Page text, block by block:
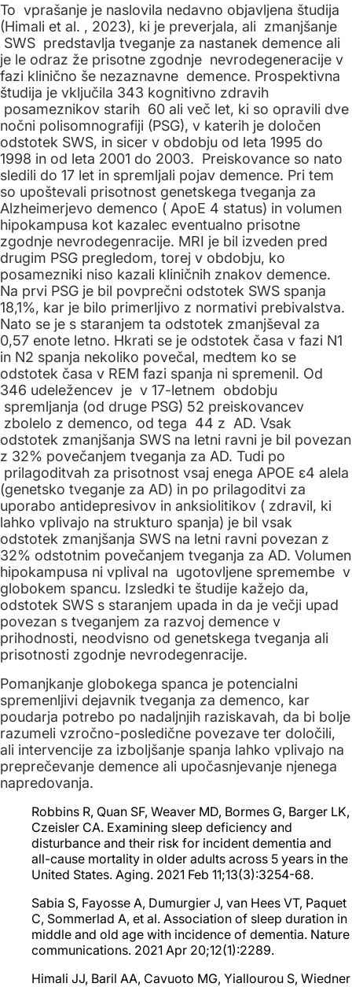
To vprašanje je naslovila nedavno objavljena študija
(Himali et al. , 2023), ki je preverjala, ali zmanjšanje
SWS predstavlja tveganje za nastanek demence ali
je le odraz že prisotne zgodnje nevrodegeneracije v
fazi klinično še nezaznavne demence. Prospektivna
študija je vključila 343 kognitivno zdravih
posameznikov starih 60 ali več let, ki so opravili dve
nočni polisomnografiji (PSG), v katerih je določen
odstotek SWS, in sicer v obdobju od leta 1995 do
1998 in od leta 2001 do 2003. Preiskovance so nato
sledili do 17 let in spremljali pojav demence. Pri tem
so upoštevali prisotnost genetskega tveganja za
Alzheimerjevo demenco ( ApoE 4 status) in volumen
hipokampusa kot kazalec eventualno prisotne
zgodnje nevrodegenracije. MRI je bil izveden pred
drugim PSG pregledom, torej v obdobju, ko
posamezniki niso kazali kliničnih znakov demence.
Na prvi PSG je bil povprečni odstotek SWS spanja
18,1%, kar je bilo primerljivo z normativi prebivalstva.
Nato se je s staranjem ta odstotek zmanjševal za
0,57 enote letno. Hkrati se je odstotek časa v fazi N1
in N2 spanja nekoliko povečal, medtem ko se
odstotek časa v REM fazi spanja ni spremenil. Od
346 udeležencev je v 17-letnem obdobju
spremljanja (od druge PSG) 52 preiskovancev
zbolelo z demenco, od tega 44 z AD. Vsak
odstotek zmanjšanja SWS na letni ravni je bil povezan
z 32% povečanjem tveganja za AD. Tudi po
prilagoditvah za prisotnost vsaj enega APOE ε4 alela
(genetsko tveganje za AD) in po prilagoditvi za
uporabo antidepresivov in anksiolitikov ( zdravil, ki
lahko vplivajo na strukturo spanja) je bil vsak
odstotek zmanjšanja SWS na letni ravni povezan z
32% odstotnim povečanjem tveganja za AD. Volumen
hipokampusa ni vplival na ugotovljene spremembe v
globokem spancu. Izsledki te študije kažejo da,
odstotek SWS s staranjem upada in da je večji upad
povezan s tveganjem za razvoj demence v
prihodnosti, neodvisno od genetskega tveganja ali
prisotnosti zgodnje nevrodegenracije.
Pomanjkanje globokega spanca je potencialni
spremenljivi dejavnik tveganja za demenco, kar
poudarja potrebo po nadaljnjih raziskavah, da bi bolje
razumeli vzročno-posledične povezave ter določili,
ali intervencije za izboljšanje spanja lahko vplivajo na
preprečevanje demence ali upočasnjevanje njenega
napredovanja.
Robbins R, Quan SF, Weaver MD, Bormes G, Barger LK,
Czeisler CA. Examining sleep deficiency and
disturbance and their risk for incident dementia and
all-cause mortality in older adults across 5 years in the
United States. Aging. 2021 Feb 11;13(3):3254-68.
Sabia S, Fayosse A, Dumurgier J, van Hees VT, Paquet
C, Sommerlad A, et al. Association of sleep duration in
middle and old age with incidence of dementia. Nature
communications. 2021 Apr 20;12(1):2289.
Himali JJ, Baril AA, Cavuoto MG, Yiallourou S, Wiedner